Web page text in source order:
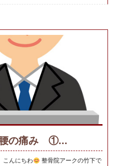
の痛み ①...
んにちわ 整骨院アークの竹下で